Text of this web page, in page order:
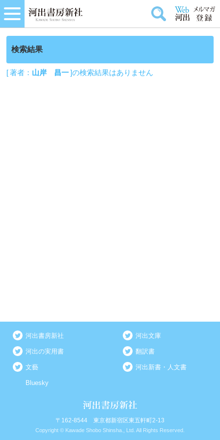
検索結果
[ 著者： 山岸 昌一]の検索結果はありません
河出書房新社 河出文庫
河出の実用書 翻訳書
文藝 河出新書・人文書
Bluesky
〒162-8544 東京都新宿区東五軒町2-13
Copyright © Kawade Shobo Shinsha., Ltd. All Rights Reserved.